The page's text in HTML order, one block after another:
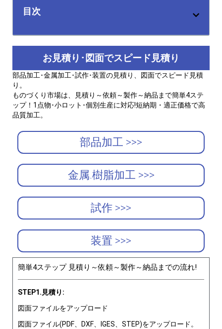
目次
お見積り･図面でスピード見積り
部品加工･金属加工･試作･装置の見積り、図面でスピード見積
り。
ものづくり市場は、見積り～依頼～製作～納品まで簡単4ステ
ップ！1点物･小ロット･個別生産に対応!短納期・適正価格で高
品質加工。
部品加工 >>>
金属.樹脂加工 >>>
試作 >>>
装置 >>>
簡単4ステップ 見積り～依頼～製作～納品までの流れ!
STEP1.見積り:
図面ファイルをアップロード
図面ファイル(PDF、DXF、IGES、STEP)をアップロード。